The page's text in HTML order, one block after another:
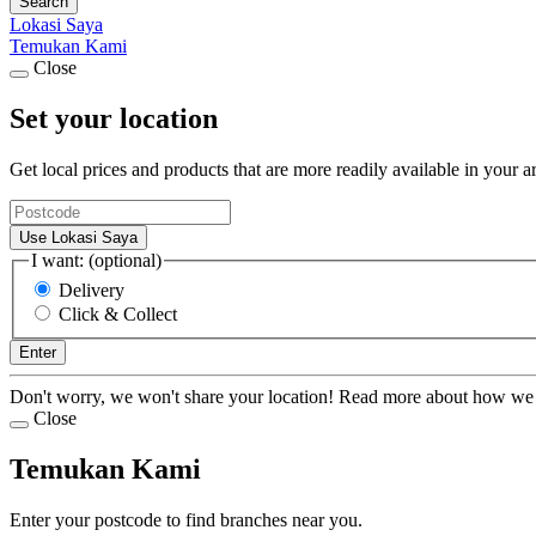
Lokasi Saya
Temukan Kami
Close
Set your location
Get local prices and products that are more readily available in your
Use Lokasi Saya
I want: (optional)
Delivery
Click & Collect
Enter
Don't worry, we won't share your location! Read more about how we
Close
Temukan Kami
Enter your postcode to find branches near you.